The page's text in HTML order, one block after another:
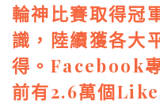
輪神比賽取得冠
識，陸續獲各大
得。Facebook
前有2.6萬個Like